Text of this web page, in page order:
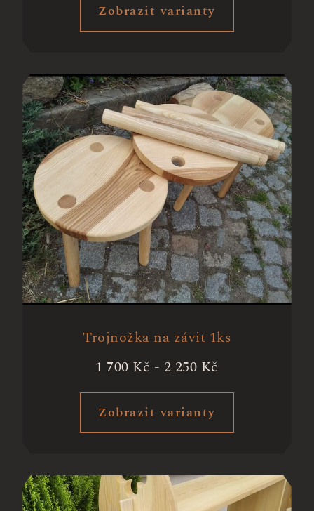
Zobrazit varianty
Trojnožka na závit 1ks
1 700 Kč - 2 250 Kč
Zobrazit varianty